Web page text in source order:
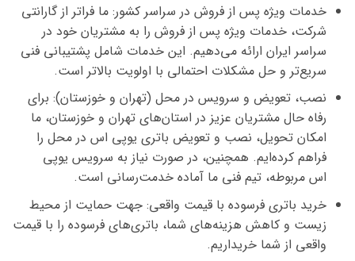
خدمات ویژه پس از فروش در سراسر کشور:ما فراتر از گارانتی
شرکت، خدمات ویژه پس از فروشرا به مشتریان خود در
سراسر ایران ارائه می‌دهیم. این خدمات شامل پشتیبانی فنی
سریع‌تر و حل مشکلات احتمالی با اولویت بالاتر است.
نصب، تعویض و سرویس در محل (تهران و خوزستان):برای
رفاه حال مشتریان عزیز در استان‌های تهران و خوزستان، ما
امکان تحویل، نصب و تعویض باتری یوپی اس در محلرا
فراهم کرده‌ایم. همچنین، در صورت نیاز به سرویس یوپی
اسمربوطه، تیم فنی ما آماده خدمت‌رسانی است.
خرید باتری فرسوده با قیمت واقعی:جهت حمایت از محیط
زیست و کاهش هزینه‌های شما، باتری‌های فرسودهرا با قیمت
واقعی از شما خریداریم.